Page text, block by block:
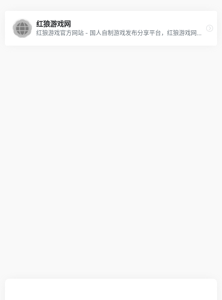
红狼游戏网
红狼游戏官方网站 - 国人自制游戏发布分享平台，红狼游戏网提供在线制作游戏工具，用双手创造属于你的世界！在线制作，在线分享，你的世界你做主！